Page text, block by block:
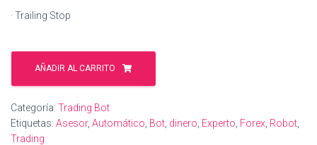
· Trailing Stop
Trading
App
móvil)
cantidad
AÑADIR AL CARRITO
Categoría: Trading Bot
Etiquetas: Asesor, Automático Bot dinero Experto Forex Robot
Trading